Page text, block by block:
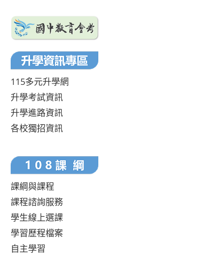
115多元升學網
升學考試資訊
升學進路資訊
各校獨招資訊
課綱與課程
課程諮詢服務
學生線上選課
學習歷程檔案
自主學習